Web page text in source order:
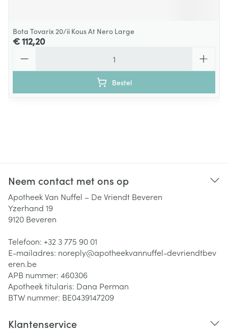
Bota Tovarix 20/ii Kous At Nero Large
€ 112,20
Bestel
Neem contact met ons op
Apotheek Van Nuffel – De Vriendt Beveren
Yzerhand 19
9120 Beveren
Telefoon: +32 3 775 90 01
E-mailadres: noreply@apotheekvannuffel-devriendtbev
eren.be
APB nummer: 460306
Apotheek titularis: Dana Perman
BTW nummer: BE0439147209
Klantenservice